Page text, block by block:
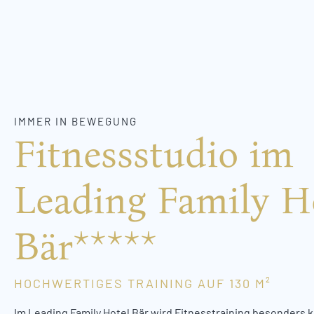
IMMER IN BEWEGUNG
Fitnessstudio im
Leading Family
Bär*****
HOCHWERTIGES TRAINING AUF 130 M²